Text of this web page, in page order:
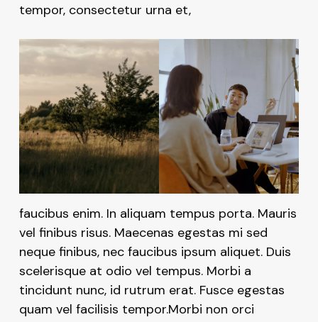
tempor, consectetur urna et,
faucibus enim. In aliquam tempus porta. Mauris
vel finibus risus. Maecenas egestas mi sed
neque finibus, nec faucibus ipsum aliquet. Duis
scelerisque at odio vel tempus. Morbi a
tincidunt nunc, id rutrum erat. Fusce egestas
quam vel facilisis tempor.Morbi non orci